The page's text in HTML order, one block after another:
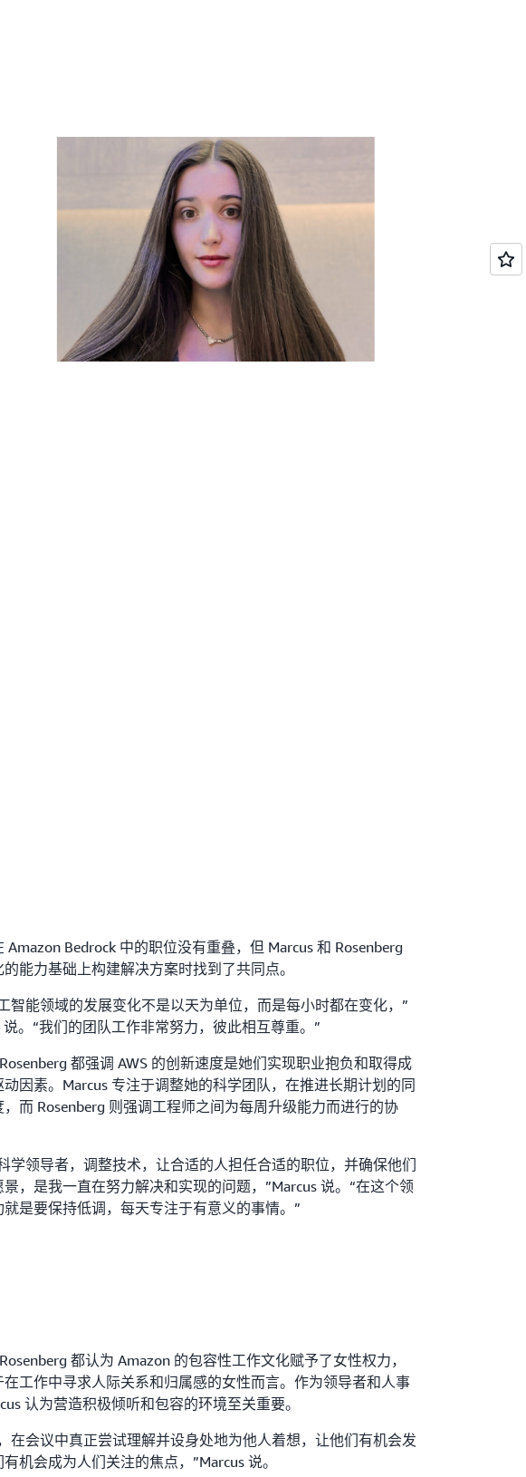
Amazon Bedrock 中的职位没有重叠，但 Marcus 和 Rosenberg
能力基础上构建解决方案时找到了共同点。
智能领域的发展变化不是以天为单位，而是每小时都在变化，”
说。“我们的团队工作非常努力，彼此相互尊重。”
都强调 AWS 的创新速度是她们实现职业抱负和取得成
因素。Marcus 专注于调整她的科学团队，在推进长期计划的同
，而 Rosenberg 则强调工程师之间为每周升级能力而进行的协
学领导者，调整技术，让合适的人担任合适的职位，并确保他们
，是我一直在努力解决和实现的问题，”Marcus 说。“在这个领
是要保持低调，每天专注于有意义的事情。”
都认为 Amazon 的包容性工作文化赋予了女性权力，
在工作中寻求人际关系和归属感的女性而言。作为领导者和人事
认为营造积极倾听和包容的环境至关重要。
在会议中真正尝试理解并设身处地为他人着想，让他们有机会发
机会成为人们关注的焦点，”Marcus 说。